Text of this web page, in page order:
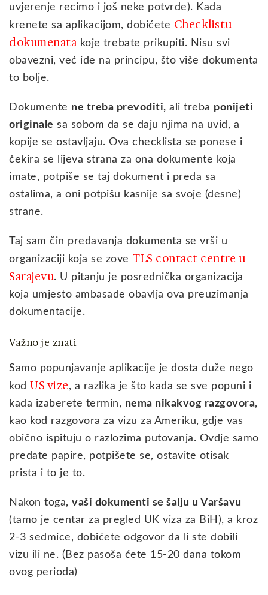
uvjerenje recimo i još neke potvrde). Kada
krenete sa aplikacijom, dobićete Checklistu
dokumenata koje trebate prikupiti. Nisu svi
obavezni, već ide na principu, što više dokumenta
to bolje.
Dokumente ne treba prevoditi, ali treba ponijeti
originale sa sobom da se daju njima na uvid, a
kopije se ostavljaju. Ova checklista se ponese i
čekira se lijeva strana za ona dokumente koja
imate, potpiše se taj dokument i preda sa
ostalima, a oni potpišu kasnije sa svoje (desne)
strane.
Taj sam čin predavanja dokumenta se vrši u
organizaciji koja se zove TLS contact centre u
Sarajevu. U pitanju je posrednička organizacija
koja umjesto ambasade obavlja ova preuzimanja
dokumentacije.
Važno je znati
Samo popunjavanje aplikacije je dosta duže nego
kod US vize, a razlika je što kada se sve popuni i
kada izaberete termin, nema nikakvog razgovora,
kao kod razgovora za vizu za Ameriku, gdje vas
obično ispituju o razlozima putovanja. Ovdje samo
predate papire, potpišete se, ostavite otisak
prista i to je to.
Nakon toga, vaši dokumenti se šalju u Varšavu
(tamo je centar za pregled UK viza za BiH), a kroz
2-3 sedmice, dobićete odgovor da li ste dobili
vizu ili ne. (Bez pasoša ćete 15-20 dana tokom
ovog perioda)